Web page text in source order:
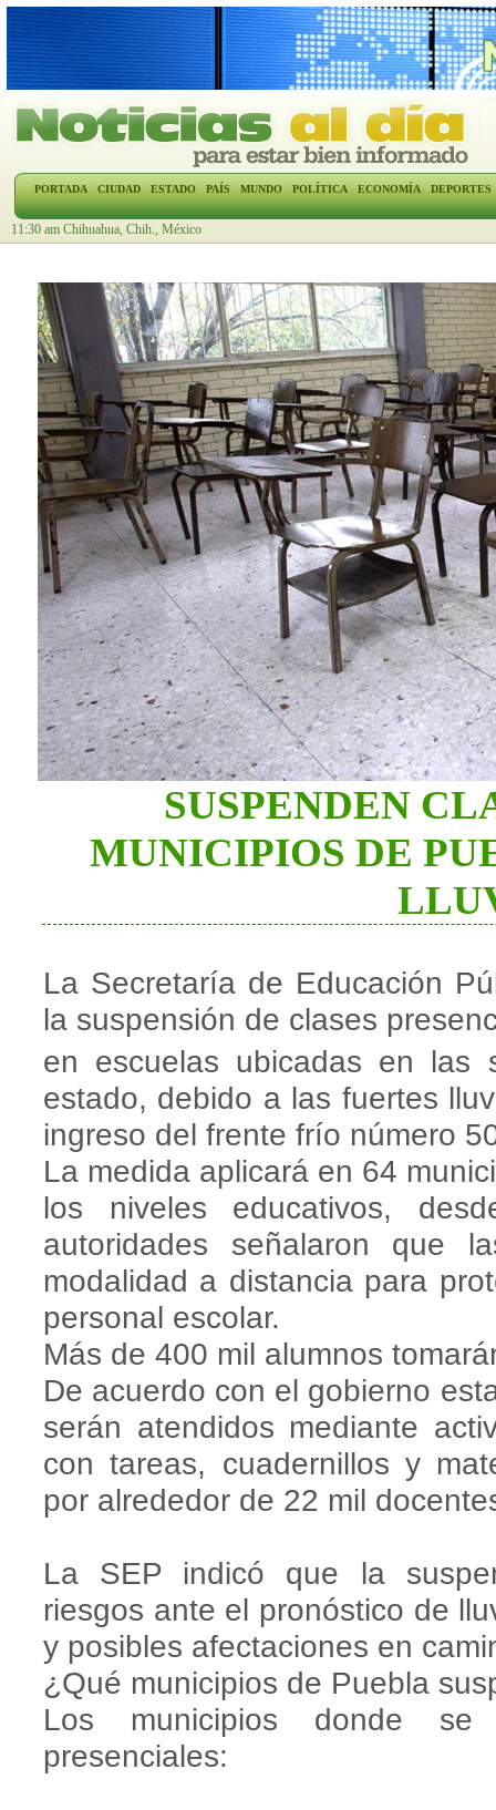
PORTADA CIUDAD ESTADO PAÍS MUNDO POLÍTICA ECONOMÍA DEPORTES
11:30 am Chihuahua, Chih., México
SUSPENDEN
MUNICIPIOS DE
La Secretaría de Educación
la suspensión de clases
en escuelas ubicadas en las
estado, debido a las fuertes
ingreso del frente frío número
La medida aplicará en 64
los niveles educativos,
autoridades señalaron que
modalidad a distancia para
personal escolar.
Más de 400 mil alumnos
De acuerdo con el gobierno
serán atendidos mediante
con tareas, cuadernillos y
por alrededor de 22 mil
La SEP indicó que la
riesgos ante el pronóstico de
y posibles afectaciones en
¿Qué municipios de Puebla
Los municipios donde se
presenciales: